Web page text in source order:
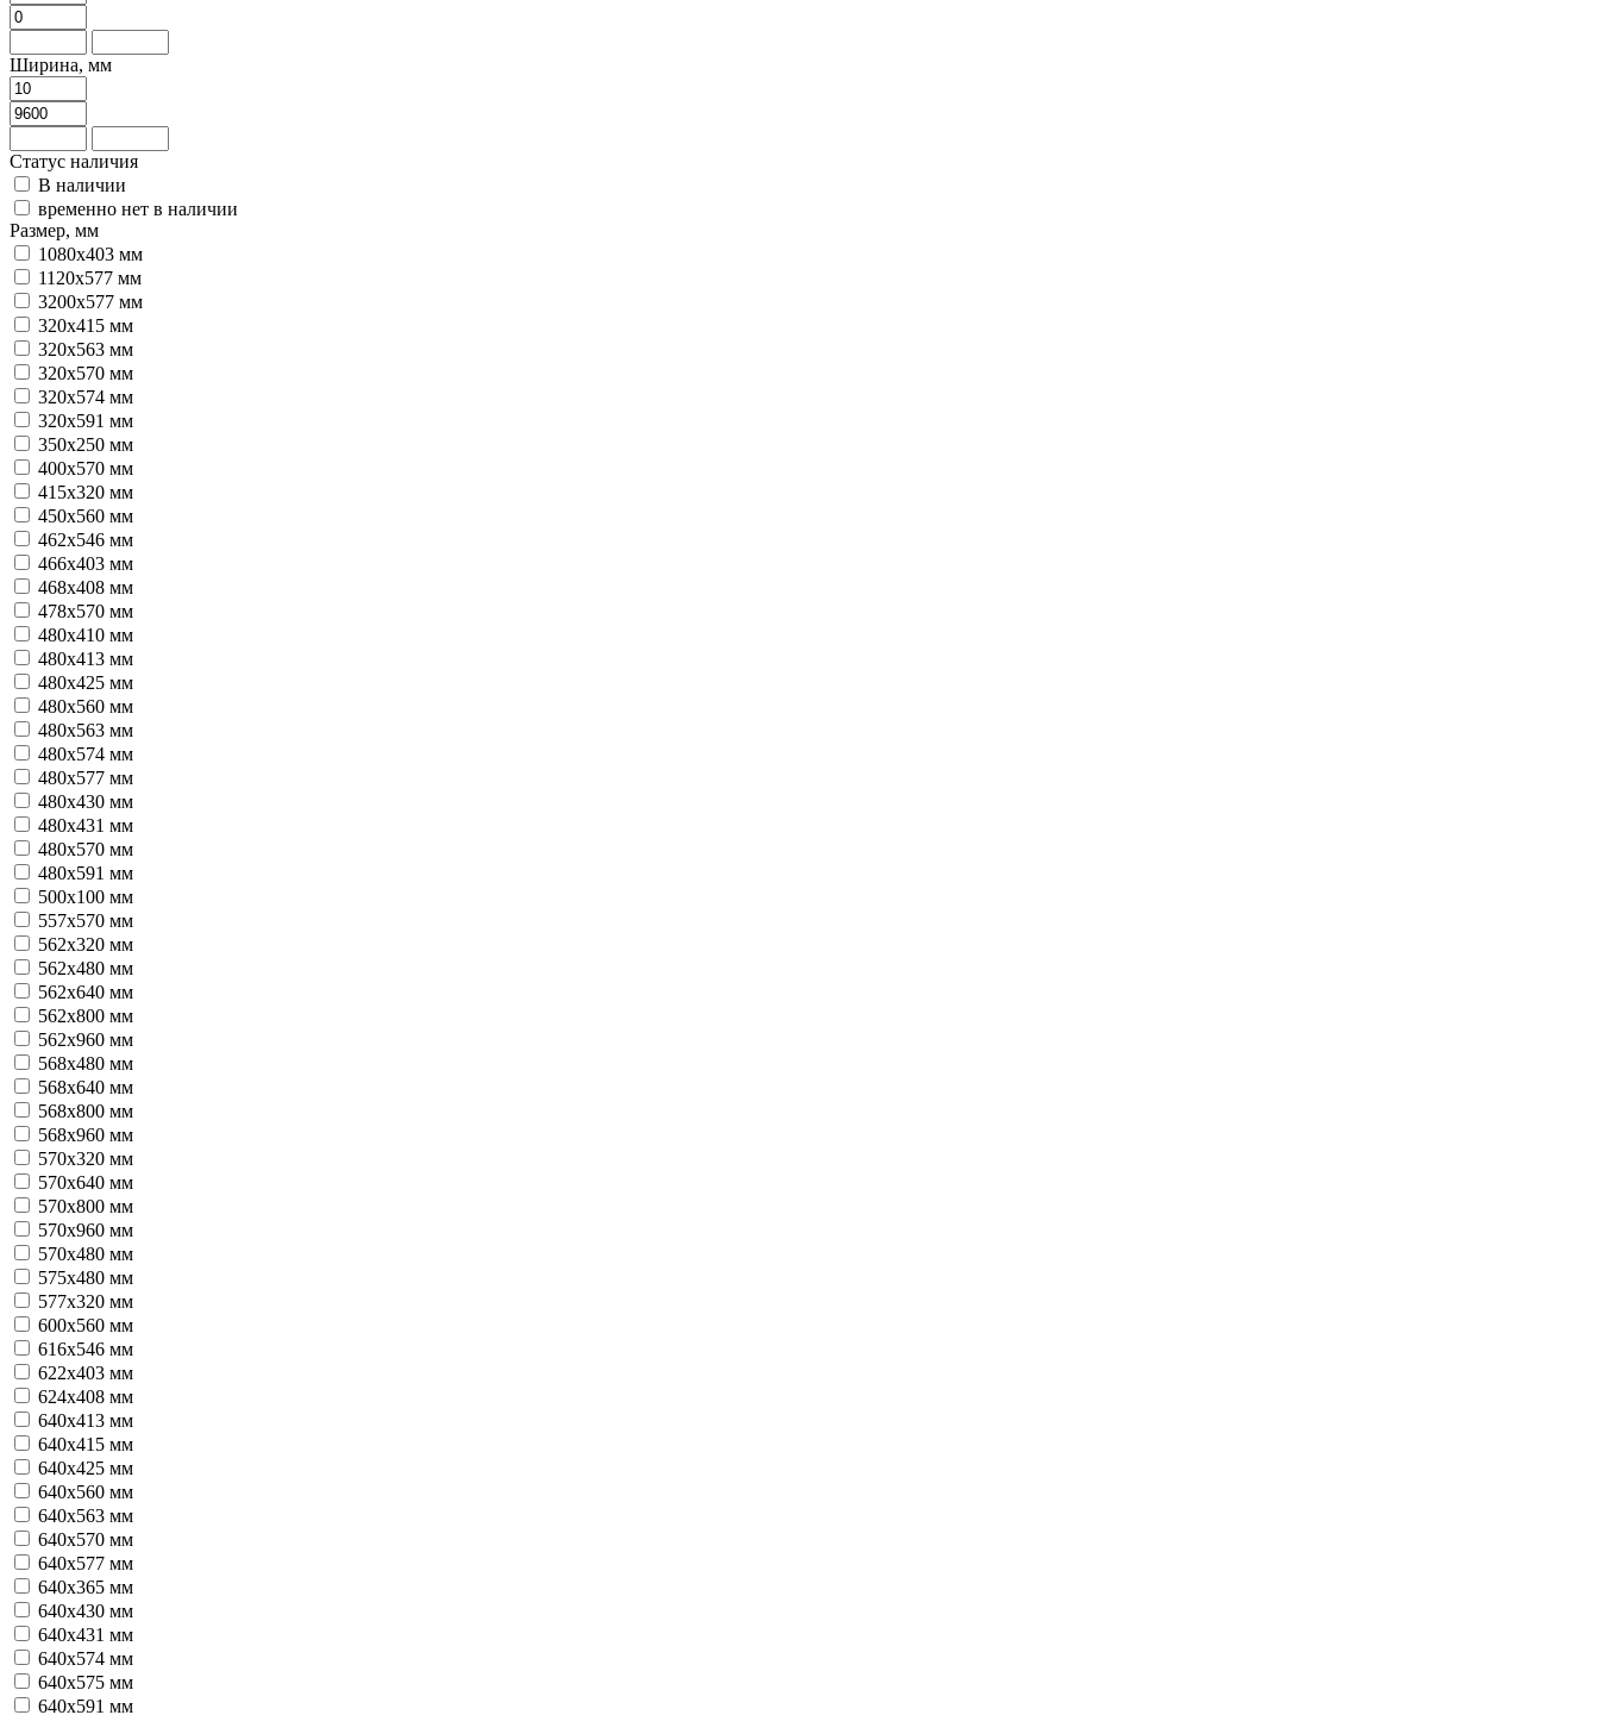
Ширина, мм
Статус наличия
В наличии
временно нет в наличии
Размер, мм
1080х403 мм
1120x577 мм
3200х577 мм
320х415 мм
320х563 мм
320х570 мм
320х574 мм
320х591 мм
350х250 мм
400х570 мм
415х320 мм
450х560 мм
462х546 мм
466х403 мм
468x408 мм
478х570 мм
480x410 мм
480x413 мм
480x425 мм
480x560 мм
480x563 мм
480x574 мм
480x577 мм
480х430 мм
480х431 мм
480х570 мм
480х591 мм
500х100 мм
557х570 мм
562x320 мм
562x480 мм
562x640 мм
562x800 мм
562x960 мм
568x480 мм
568x640 мм
568x800 мм
568x960 мм
570x320 мм
570x640 мм
570x800 мм
570x960 мм
570х480 мм
575х480 мм
577х320 мм
600х560 мм
616х546 мм
622х403 мм
624x408 мм
640x413 мм
640x415 мм
640x425 мм
640x560 мм
640x563 мм
640x570 мм
640x577 мм
640х365 мм
640х430 мм
640х431 мм
640х574 мм
640х575 мм
640х591 мм